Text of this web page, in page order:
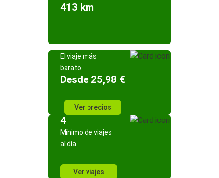
413 km
El viaje más
barato
Desde 25,98 €
Ver precios
4
Mínimo de viajes
al día
Ver viajes